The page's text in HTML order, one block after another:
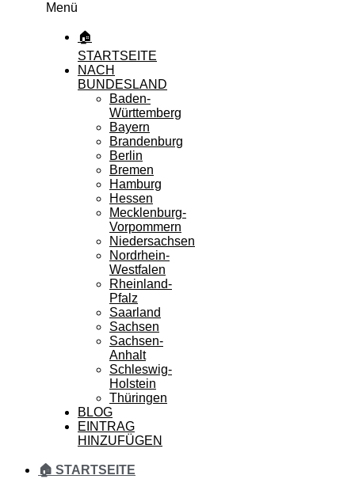
Menü
🏠
STARTSEITE
NACH
BUNDESLAND
Baden-
Württemberg
Bayern
Brandenburg
Berlin
Bremen
Hamburg
Hessen
Mecklenburg-
Vorpommern
Niedersachsen
Nordrhein-
Westfalen
Rheinland-
Pfalz
Saarland
Sachsen
Sachsen-
Anhalt
Schleswig-
Holstein
Thüringen
BLOG
EINTRAG
HINZUFÜGEN
🏠 STARTSEITE